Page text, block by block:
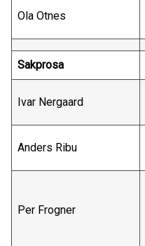
Ola Otnes
Sakprosa
Ivar Nergaard
Anders Ribu
Per Frogner